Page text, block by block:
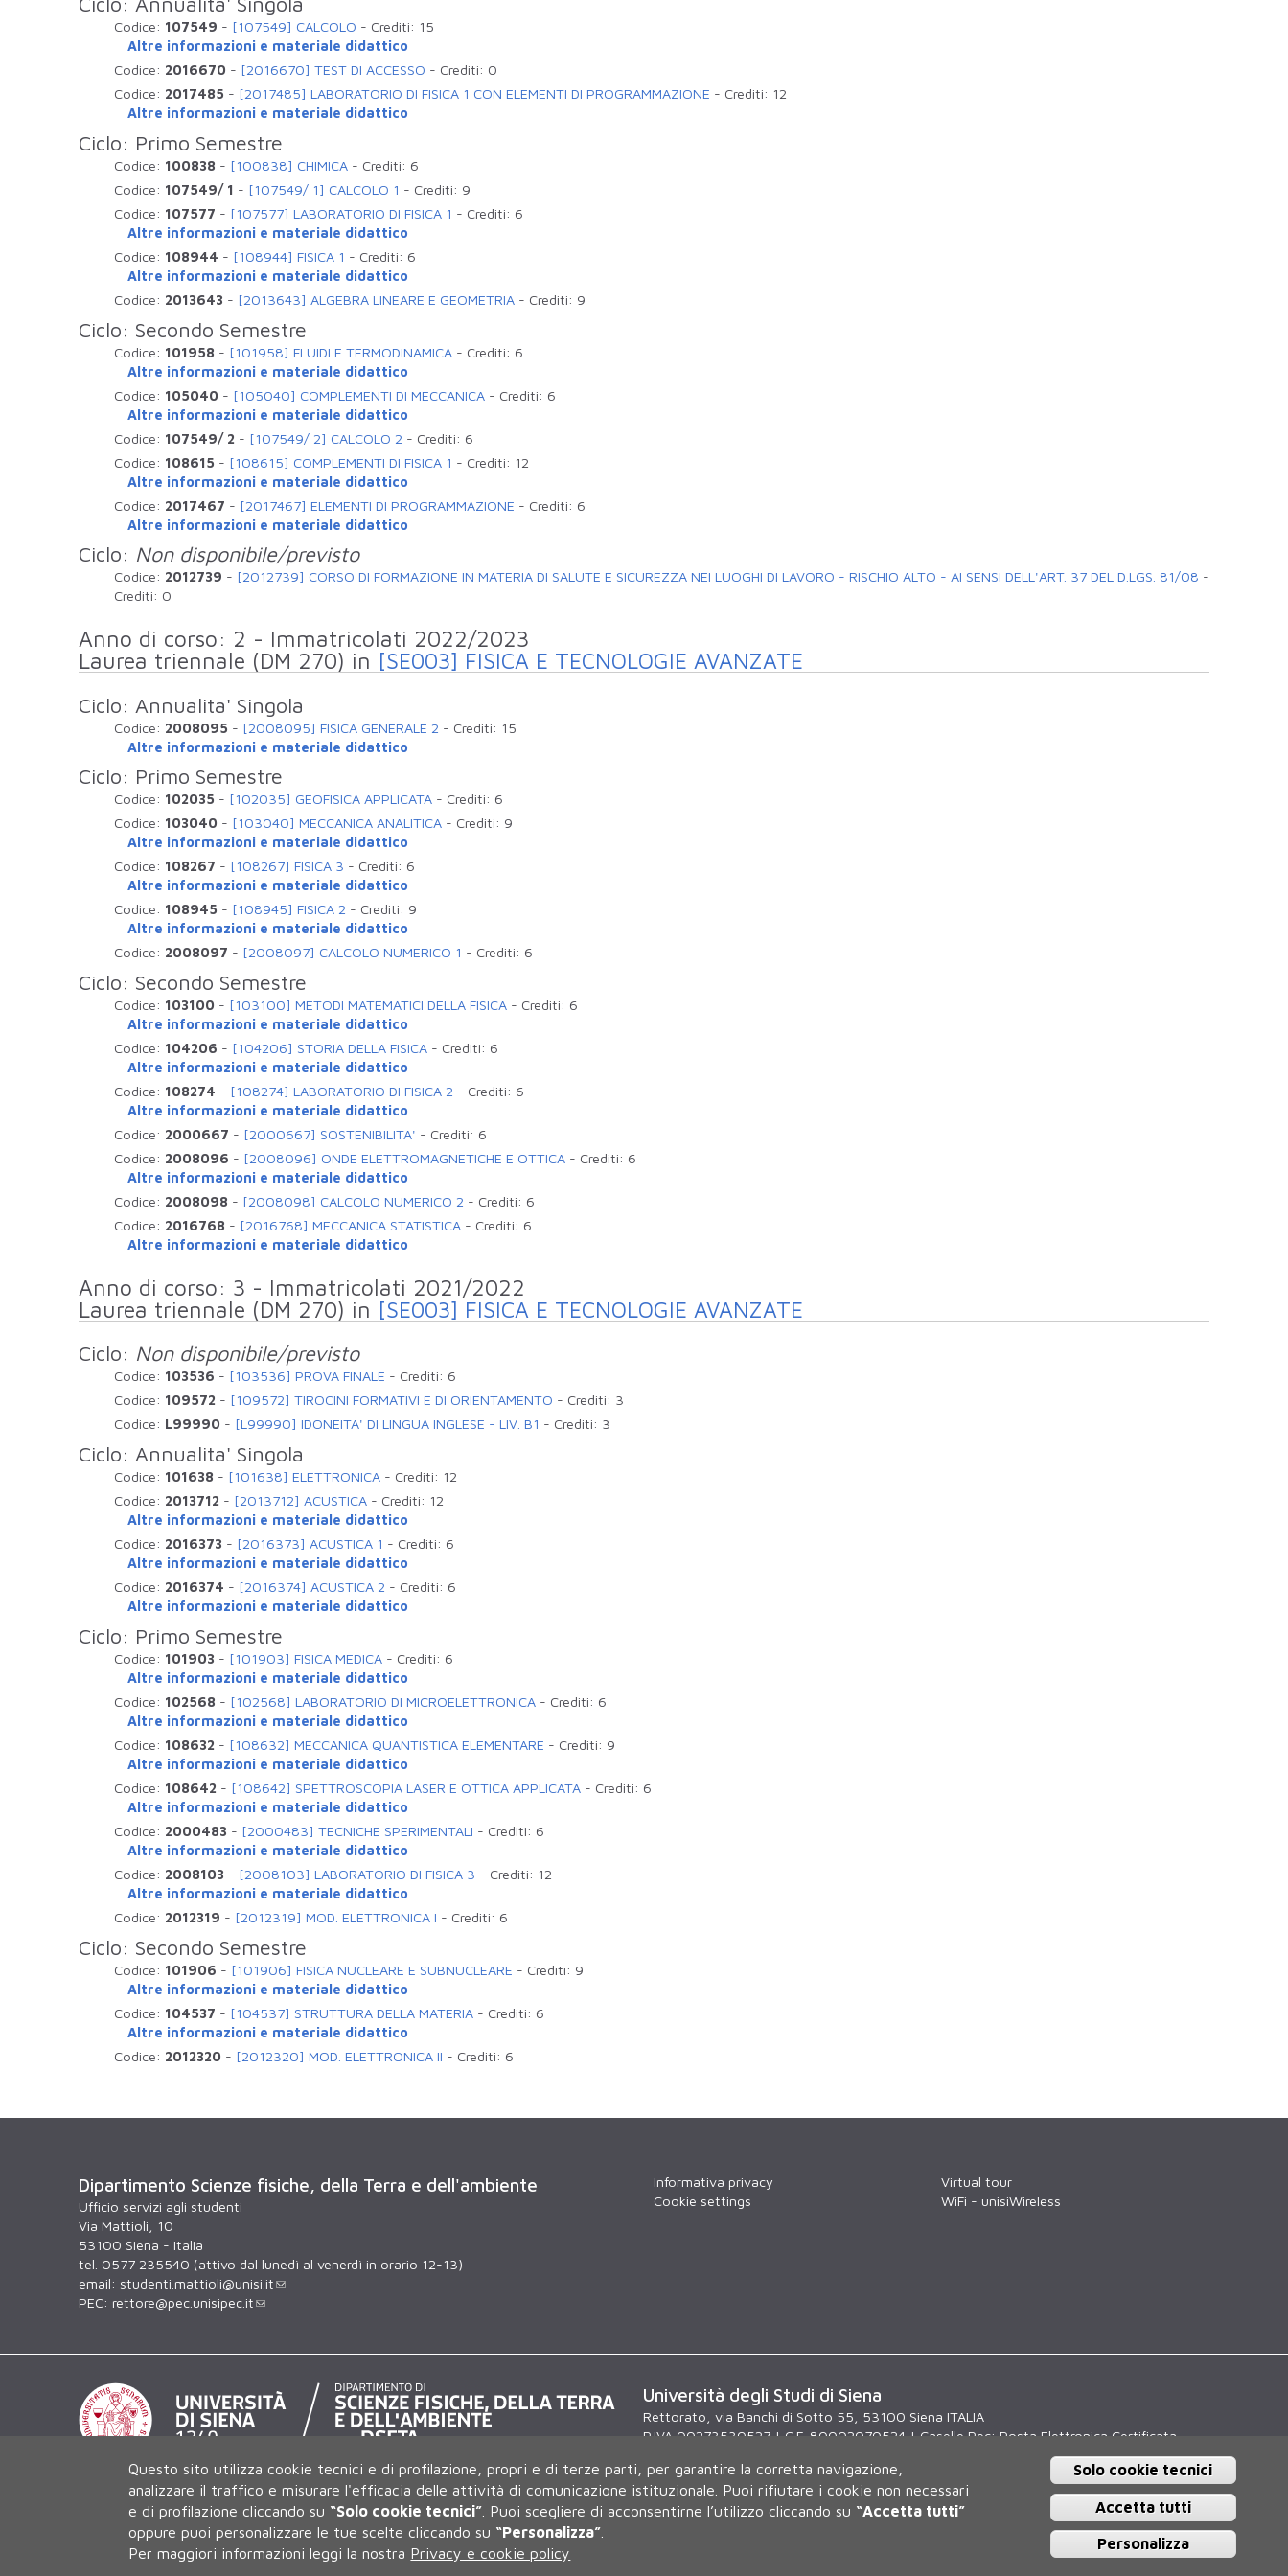
Codice: 107549 - [107549] CALCOLO - Crediti: 15
Altre informazioni e materiale didattico
Codice: 2016670 - [2016670] TEST DI ACCESSO - Crediti: 0
Codice: 2017485 - [2017485] LABORATORIO DI FISICA 1 CON ELEMENTI DI PROGRAMMAZIONE - Crediti: 12
Altre informazioni e materiale didattico
Ciclo: Primo Semestre
Codice: 100838 - [100838] CHIMICA - Crediti: 6
Codice: 107549/ 1 - [107549/ 1] CALCOLO 1 - Crediti: 9
Codice: 107577 - [107577] LABORATORIO DI FISICA 1 - Crediti: 6
Altre informazioni e materiale didattico
Codice: 108944 - [108944] FISICA 1 - Crediti: 6
Altre informazioni e materiale didattico
Codice: 2013643 - [2013643] ALGEBRA LINEARE E GEOMETRIA - Crediti: 9
Ciclo: Secondo Semestre
Codice: 101958 - [101958] FLUIDI E TERMODINAMICA - Crediti: 6
Altre informazioni e materiale didattico
Codice: 105040 - [105040] COMPLEMENTI DI MECCANICA - Crediti: 6
Altre informazioni e materiale didattico
Codice: 107549/ 2 - [107549/ 2] CALCOLO 2 - Crediti: 6
Codice: 108615 - [108615] COMPLEMENTI DI FISICA 1 - Crediti: 12
Altre informazioni e materiale didattico
Codice: 2017467 - [2017467] ELEMENTI DI PROGRAMMAZIONE - Crediti: 6
Altre informazioni e materiale didattico
Ciclo: Non disponibile/previsto
Codice: 2012739 - [2012739] CORSO DI FORMAZIONE IN MATERIA DI SALUTE E SICUREZZA NEI LUOGHI DI LAVORO - RISCHIO ALTO - AI SENSI DELL'ART. 37 DEL D.LGS. 81/08 -
Crediti: 0
Anno di corso: 2 - Immatricolati 2022/2023
Laurea triennale (DM 270) in [SE003] FISICA E TECNOLOGIE AVANZATE
Ciclo: Annualita' Singola
Codice: 2008095 - [2008095] FISICA GENERALE 2 - Crediti: 15
Altre informazioni e materiale didattico
Ciclo: Primo Semestre
Codice: 102035 - [102035] GEOFISICA APPLICATA - Crediti: 6
Codice: 103040 - [103040] MECCANICA ANALITICA - Crediti: 9
Altre informazioni e materiale didattico
Codice: 108267 - [108267] FISICA 3 - Crediti: 6
Altre informazioni e materiale didattico
Codice: 108945 - [108945] FISICA 2 - Crediti: 9
Altre informazioni e materiale didattico
Codice: 2008097 - [2008097] CALCOLO NUMERICO 1 - Crediti: 6
Ciclo: Secondo Semestre
Codice: 103100 - [103100] METODI MATEMATICI DELLA FISICA - Crediti: 6
Altre informazioni e materiale didattico
Codice: 104206 - [104206] STORIA DELLA FISICA - Crediti: 6
Altre informazioni e materiale didattico
Codice: 108274 - [108274] LABORATORIO DI FISICA 2 - Crediti: 6
Altre informazioni e materiale didattico
Codice: 2000667 - [2000667] SOSTENIBILITA' - Crediti: 6
Codice: 2008096 - [2008096] ONDE ELETTROMAGNETICHE E OTTICA - Crediti: 6
Altre informazioni e materiale didattico
Codice: 2008098 - [2008098] CALCOLO NUMERICO 2 - Crediti: 6
Codice: 2016768 - [2016768] MECCANICA STATISTICA - Crediti: 6
Altre informazioni e materiale didattico
Anno di corso: 3 - Immatricolati 2021/2022
Laurea triennale (DM 270) in [SE003] FISICA E TECNOLOGIE AVANZATE
Ciclo: Non disponibile/previsto
Codice: 103536 - [103536] PROVA FINALE - Crediti: 6
Codice: 109572 - [109572] TIROCINI FORMATIVI E DI ORIENTAMENTO - Crediti: 3
Codice: L99990 - [L99990] IDONEITA' DI LINGUA INGLESE - LIV. B1 - Crediti: 3
Ciclo: Annualita' Singola
Codice: 101638 - [101638] ELETTRONICA - Crediti: 12
Codice: 2013712 - [2013712] ACUSTICA - Crediti: 12
Altre informazioni e materiale didattico
Codice: 2016373 - [2016373] ACUSTICA 1 - Crediti: 6
Altre informazioni e materiale didattico
Codice: 2016374 - [2016374] ACUSTICA 2 - Crediti: 6
Altre informazioni e materiale didattico
Ciclo: Primo Semestre
Codice: 101903 - [101903] FISICA MEDICA - Crediti: 6
Altre informazioni e materiale didattico
Codice: 102568 - [102568] LABORATORIO DI MICROELETTRONICA - Crediti: 6
Altre informazioni e materiale didattico
Codice: 108632 - [108632] MECCANICA QUANTISTICA ELEMENTARE - Crediti: 9
Altre informazioni e materiale didattico
Codice: 108642 - [108642] SPETTROSCOPIA LASER E OTTICA APPLICATA - Crediti: 6
Altre informazioni e materiale didattico
Codice: 2000483 - [2000483] TECNICHE SPERIMENTALI - Crediti: 6
Altre informazioni e materiale didattico
Codice: 2008103 - [2008103] LABORATORIO DI FISICA 3 - Crediti: 12
Altre informazioni e materiale didattico
Codice: 2012319 - [2012319] MOD. ELETTRONICA I - Crediti: 6
Ciclo: Secondo Semestre
Codice: 101906 - [101906] FISICA NUCLEARE E SUBNUCLEARE - Crediti: 9
Altre informazioni e materiale didattico
Codice: 104537 - [104537] STRUTTURA DELLA MATERIA - Crediti: 6
Altre informazioni e materiale didattico
Codice: 2012320 - [2012320] MOD. ELETTRONICA II - Crediti: 6
Dipartimento Scienze fisiche, della Terra e dell'ambiente
Ufficio servizi agli studenti
Via Mattioli, 10
53100 Siena - Italia
tel. 0577 235540 (attivo dal lunedì al venerdì in orario 12-13)
email: studenti.mattioli@unisi.it
PEC: rettore@pec.unisipec.it
Informativa privacy
Cookie settings
Virtual tour
WiFi - unisiWireless
Università degli Studi di Siena
Rettorato, via Banchi di Sotto 55, 53100 Siena ITALIA
P.IVA 00273530527 | C.F. 80002070524 | Caselle Pec: Posta Elettronica Certificata
- URP - Ufficio Relazioni con il Pubblico Tel. 0577 235555 (dal
lunedì al venerdì dalle 9.30 alle 10.30)
Questo sito utilizza cookie tecnici e di profilazione, propri e di terze parti, per garantire la corretta navigazione,
analizzare il traffico e misurare l'efficacia delle attività di comunicazione istituzionale. Puoi rifiutare i cookie non necessari
e di profilazione cliccando su “Solo cookie tecnici” Puoi scegliere di acconsentirne l’utilizzo cliccando su “Accetta tutti”
oppure puoi personalizzare le tue scelte cliccando su “Personalizza”
Per maggiori informazioni leggi la nostra Privacy e cookie policy
Solo cookie tecnici
Accetta tutti
Personalizza